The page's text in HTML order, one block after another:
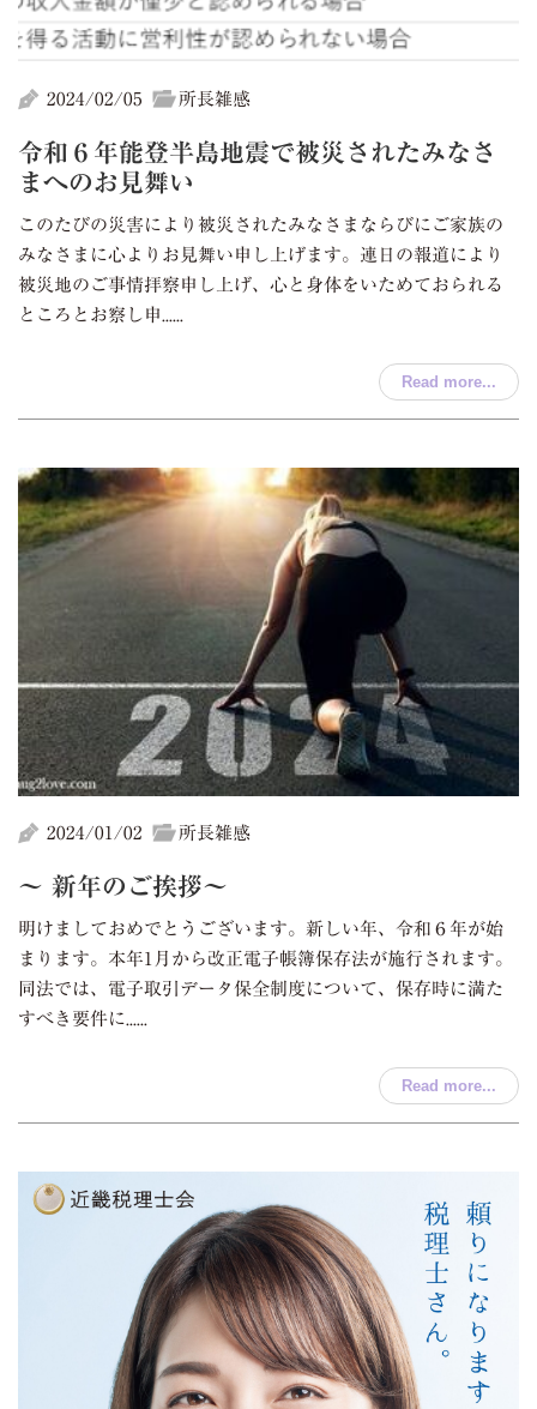
2024/02/05 所長雑感
令和６年能登半島地震で被災されたみなさ
まへのお見舞い
このたびの災害により被災されたみなさまならびにご家族の
みなさまに心よりお見舞い申し上げます。連日の報道により
被災地のご事情拝察申し上げ、心と身体をいためておられる
ところとお察し申......
Read more...
2024/01/02 所長雑感
～ 新年のご挨拶～
明けましておめでとうございます。新しい年、令和６年が始
まります。本年1月から改正電子帳簿保存法が施行されます。
同法では、電子取引データ保全制度について、保存時に満た
すべき要件に......
Read more...